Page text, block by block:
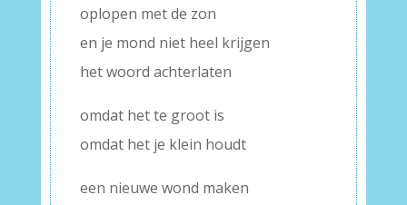
oplopen met de zon
en je mond niet heel krijgen
het woord achterlaten
omdat het te groot is
omdat het je klein houdt
een nieuwe wond maken